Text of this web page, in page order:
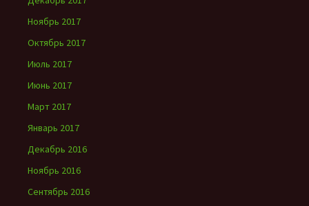
Ноябрь 2017
Октябрь 2017
Июль 2017
Июнь 2017
Март 2017
Январь 2017
Декабрь 2016
Ноябрь 2016
Сентябрь 2016